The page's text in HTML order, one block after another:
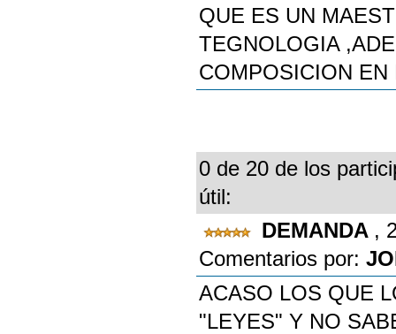
QUE ES UN
TEGNOLOGIA
COMPOSICION EN
0 de 20 de los
útil:
DEMANDA ,
Comentarios por:
ACASO LOS QUE
"LEYES" Y NO